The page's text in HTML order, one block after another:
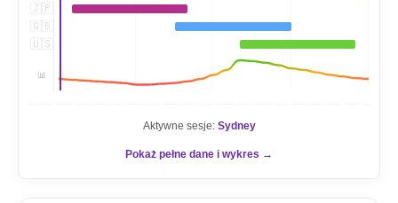
🇯🇵
🇬🇧
🇺🇸
📊
Aktywne sesje: Sydney
Pokaż pełne dane i wykres →